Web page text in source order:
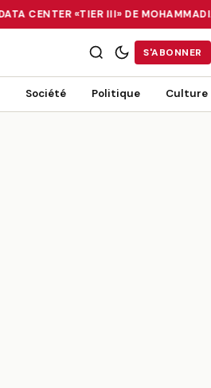
CENTER «TIER III» DE
«TIER III» DE MOHAMMADIA, UN
S'ABONNER
Société Politique Culture